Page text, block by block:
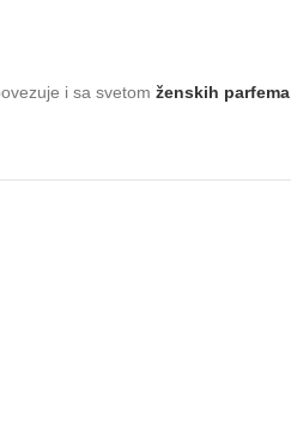
i sa svetom ženskih parfema